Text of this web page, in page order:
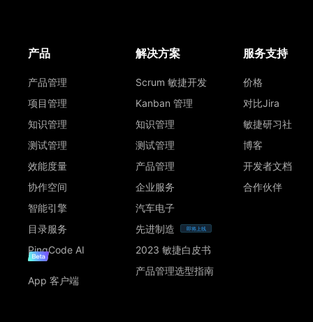
产品
产品管理
项目管理
知识管理
测试管理
效能度量
协作空间
智能引擎
目录服务
PingCode AI
App 客户端
解决方案
Scrum 敏捷开发
Kanban 管理
知识管理
测试管理
产品管理
企业服务
汽车电子
先进制造
即将上线
2023 敏捷白皮书
产品管理选型指南
服务支持
价格
对比Jira
敏捷研习社
博客
开发者文档
合作伙伴